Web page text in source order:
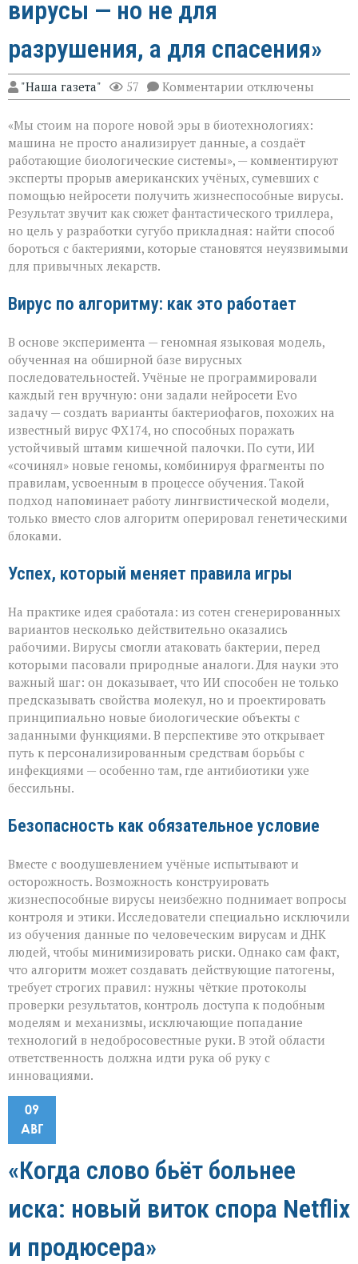
вирусы — но не для
разрушения, а для спасения»
"Наша газета" 57 Комментарии к
записи
научился
писать
вирусы — но
не
для
разрушения,
а
для
спасения»
отключены
«Мы стоим на пороге новой эры в биотехнологиях:
машина не просто анализирует данные, а создаёт
работающие биологические системы», — комментируют
эксперты прорыв американских учёных, сумевших с
помощью нейросети получить жизнеспособные вирусы.
Результат звучит как сюжет фантастического триллера,
но цель у разработки сугубо прикладная: найти способ
бороться с бактериями, которые становятся неуязвимыми
для привычных лекарств.
Вирус по алгоритму: как это работает
В основе эксперимента — геномная языковая модель,
обученная на обширной базе вирусных
последовательностей. Учёные не программировали
каждый ген вручную: они задали нейросети Evo
задачу — создать варианты бактериофагов, похожих на
известный вирус ФХ174, но способных поражать
устойчивый штамм кишечной палочки. По сути, ИИ
«сочинял» новые геномы, комбинируя фрагменты по
правилам, усвоенным в процессе обучения. Такой
подход напоминает работу лингвистической модели,
только вместо слов алгоритм оперировал генетическими
блоками.
Успех, который меняет правила игры
На практике идея сработала: из сотен сгенерированных
вариантов несколько действительно оказались
рабочими. Вирусы смогли атаковать бактерии, перед
которыми пасовали природные аналоги. Для науки это
важный шаг: он доказывает, что ИИ способен не только
предсказывать свойства молекул, но и проектировать
принципиально новые биологические объекты с
заданными функциями. В перспективе это открывает
путь к персонализированным средствам борьбы с
инфекциями — особенно там, где антибиотики уже
бессильны.
Безопасность как обязательное условие
Вместе с воодушевлением учёные испытывают и
осторожность. Возможность конструировать
жизнеспособные вирусы неизбежно поднимает вопросы
контроля и этики. Исследователи специально исключили
из обучения данные по человеческим вирусам и ДНК
людей, чтобы минимизировать риски. Однако сам факт,
что алгоритм может создавать действующие патогены,
требует строгих правил: нужны чёткие протоколы
проверки результатов, контроль доступа к подобным
моделям и механизмы, исключающие попадание
технологий в недобросовестные руки. В этой области
ответственность должна идти рука об руку с
инновациями.
09
АВГ
«Когда слово бьёт больнее
иска: новый виток спора Netflix
и продюсера»